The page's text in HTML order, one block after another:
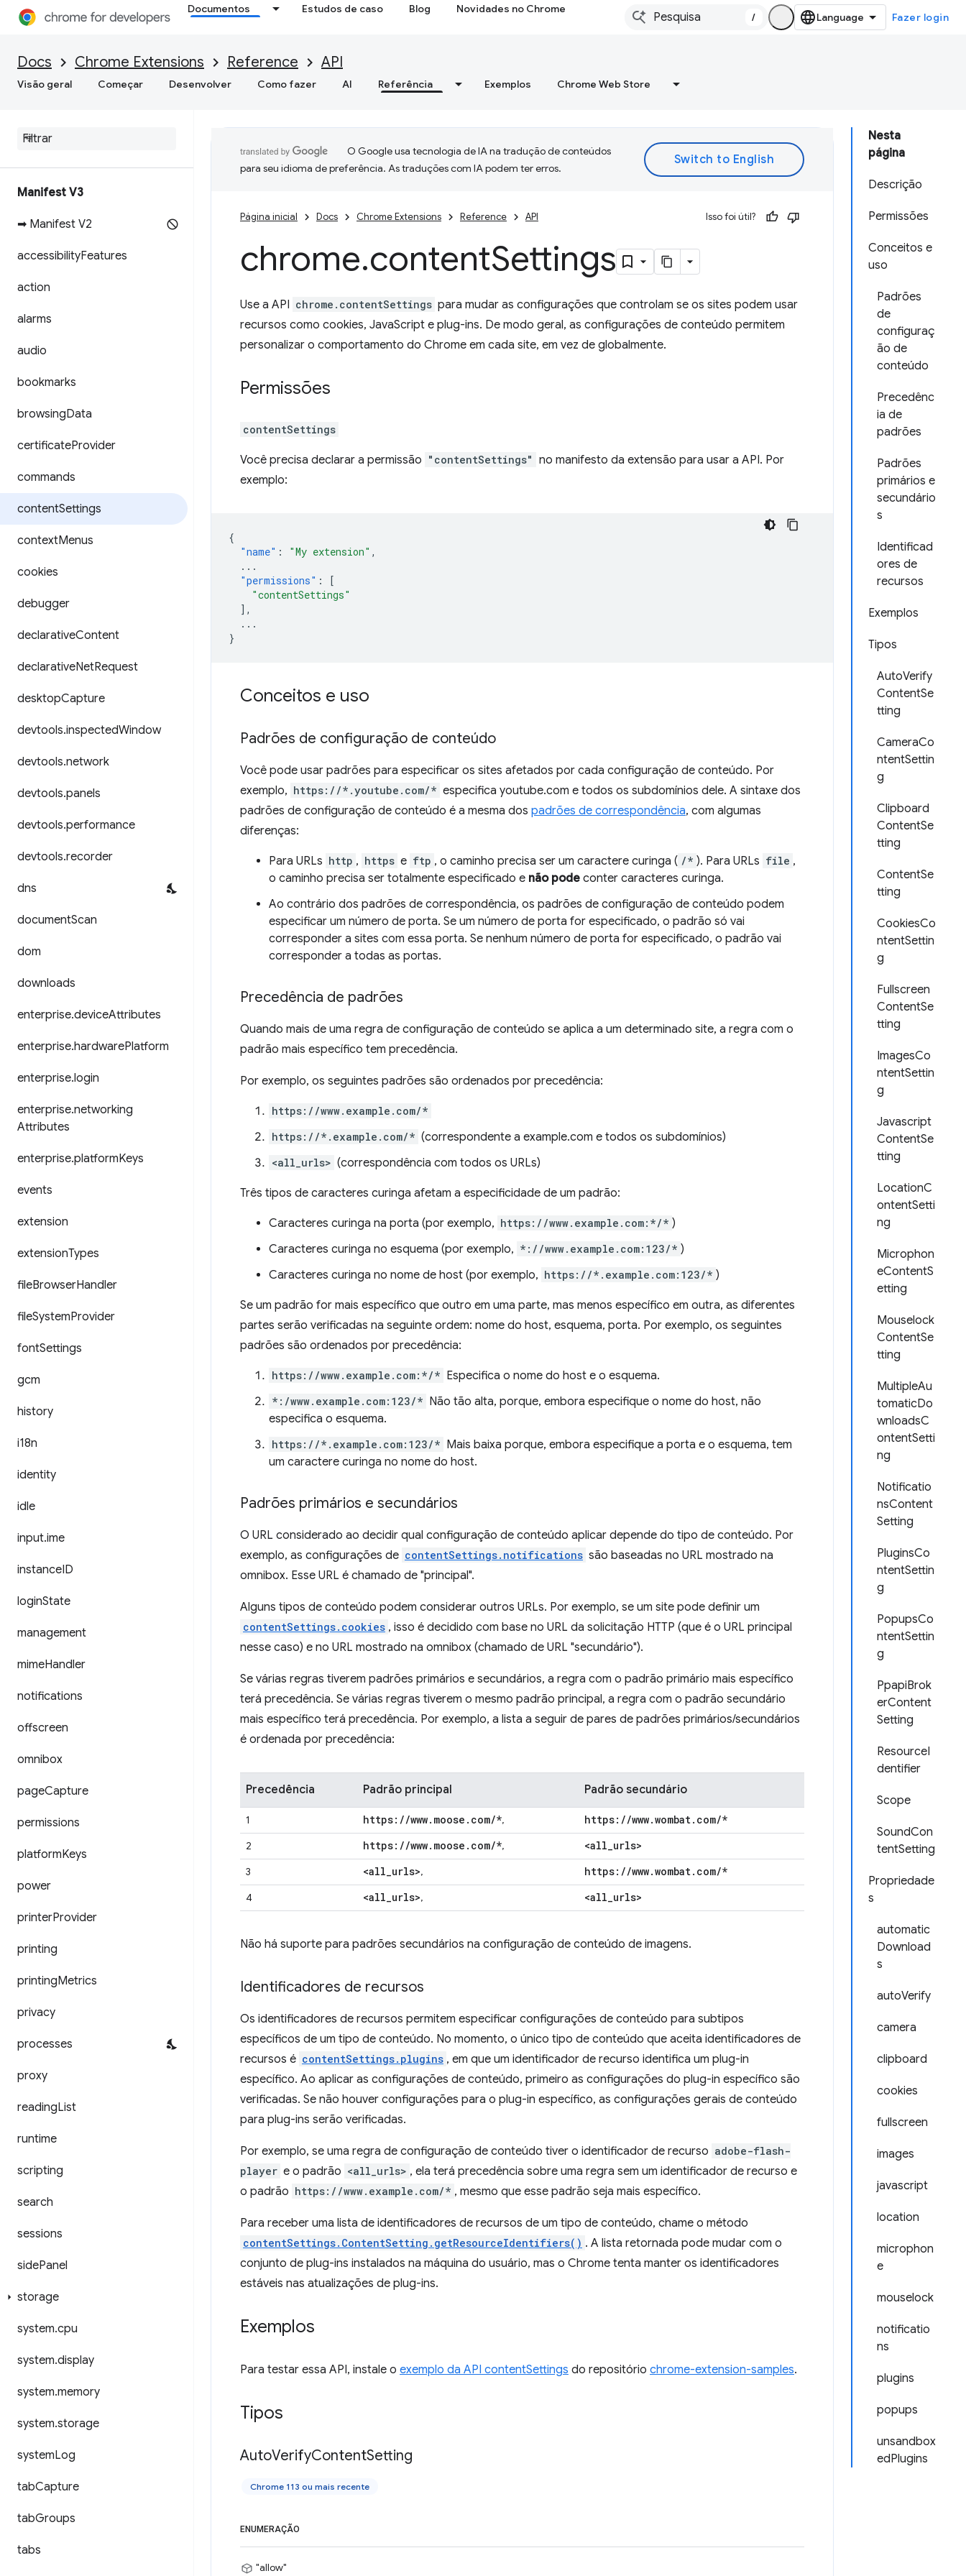
Documentos Estudos de caso Blog Novidades no Chrome
/ Fazer login
Docs Chrome Extensions Reference API
Visão geral Começar Desenvolver Como fazer AI Referência Exemplos Chrome Web Store
Manifest V3
➡ Manifest V2
accessibilityFeatures
action
alarms
audio
bookmarks
browsingData
certificateProvider
commands
contentSettings
contextMenus
cookies
debugger
declarativeContent
declarativeNetRequest
desktopCapture
devtools.inspectedWindow
devtools.network
devtools.panels
devtools.performance
devtools.recorder
dns
documentScan
dom
downloads
enterprise.deviceAttributes
enterprise.hardwarePlatform
enterprise.login
enterprise.networking
Attributes
enterprise.platformKeys
events
extension
extensionTypes
fileBrowserHandler
fileSystemProvider
fontSettings
gcm
history
i18n
identity
idle
input.ime
instanceID
loginState
management
mimeHandler
notifications
offscreen
omnibox
pageCapture
permissions
platformKeys
power
printerProvider
printing
printingMetrics
privacy
processes
proxy
readingList
runtime
scripting
search
sessions
sidePanel
storage
system.cpu
system.display
system.memory
system.storage
systemLog
tabCapture
tabGroups
tabs
Nesta
página
Descrição
Permissões
Conceitos e
uso
Padrões
de
configuraç
ão de
conteúdo
Precedênc
ia de
padrões
Padrões
primários e
secundário
s
Identificad
ores de
recursos
Exemplos
Tipos
AutoVerify
ContentSe
tting
CameraCo
ntentSettin
g
Clipboard
ContentSe
tting
ContentSe
tting
CookiesCo
ntentSettin
g
Fullscreen
ContentSe
tting
ImagesCo
ntentSettin
g
Javascript
ContentSe
tting
LocationC
ontentSetti
ng
Microphon
eContentS
etting
Mouselock
ContentSe
tting
MultipleAu
tomaticDo
wnloadsC
ontentSetti
ng
Notificatio
nsContent
Setting
PluginsCo
ntentSettin
g
PopupsCo
ntentSettin
g
PpapiBrok
erContent
Setting
ResourceI
dentifier
Scope
SoundCon
tentSetting
Propriedade
s
automatic
Download
s
autoVerify
camera
clipboard
cookies
fullscreen
images
javascript
location
microphon
e
mouselock
notificatio
ns
plugins
popups
unsandbox
edPlugins
O Google usa tecnologia de IA na tradução de conteúdos
para seu idioma de preferência. As traduções com IA podem ter erros.
Página inicial Docs Chrome Extensions Reference API Isso foi útil?
chrome.contentSettings
Use a API chrome.contentSettings para mudar as configurações que controlam se os sites podem usar
recursos como cookies, JavaScript e plug-ins. De modo geral, as configurações de conteúdo permitem
personalizar o comportamento do Chrome em cada site, em vez de globalmente.
Permissões
contentSettings
Você precisa declarar a permissão "contentSettings" no manifesto da extensão para usar a API. Por
exemplo:
{
"name" : "My extension" ,
...
"permissions" :
[
"contentSettings"
],
...
}
Conceitos e uso
Padrões de configuração de conteúdo
Você pode usar padrões para especificar os sites afetados por cada configuração de conteúdo. Por
exemplo, https://*.youtube.com/* especifica youtube.com e todos os subdomínios dele. A sintaxe dos
padrões de configuração de conteúdo é a mesma dos padrões de correspondência, com algumas
diferenças:
Para URLs http , https e ftp , o caminho precisa ser um caractere curinga ( /* ). Para URLs file ,
o caminho precisa ser totalmente especificado e não pode conter caracteres curinga.
Ao contrário dos padrões de correspondência, os padrões de configuração de conteúdo podem
especificar um número de porta. Se um número de porta for especificado, o padrão só vai
corresponder a sites com essa porta. Se nenhum número de porta for especificado, o padrão vai
corresponder a todas as portas.
Precedência de padrões
Quando mais de uma regra de configuração de conteúdo se aplica a um determinado site, a regra com o
padrão mais específico tem precedência.
Por exemplo, os seguintes padrões são ordenados por precedência:
https://www.example.com/*
https://*.example.com/* (correspondente a example.com e todos os subdomínios)
<all_urls> (correspondência com todos os URLs)
Três tipos de caracteres curinga afetam a especificidade de um padrão:
Caracteres curinga na porta (por exemplo, https://www.example.com:*/* )
Caracteres curinga no esquema (por exemplo, *://www.example.com:123/* )
Caracteres curinga no nome de host (por exemplo, https://*.example.com:123/* )
Se um padrão for mais específico que outro em uma parte, mas menos específico em outra, as diferentes
partes serão verificadas na seguinte ordem: nome do host, esquema, porta. Por exemplo, os seguintes
padrões são ordenados por precedência:
https://www.example.com:*/* Especifica o nome do host e o esquema.
*:/www.example.com:123/* Não tão alta, porque, embora especifique o nome do host, não
especifica o esquema.
https://*.example.com:123/* Mais baixa porque, embora especifique a porta e o esquema, tem
um caractere curinga no nome do host.
Padrões primários e secundários
O URL considerado ao decidir qual configuração de conteúdo aplicar depende do tipo de conteúdo. Por
exemplo, as configurações de contentSettings.notifications são baseadas no URL mostrado na
omnibox. Esse URL é chamado de "principal".
Alguns tipos de conteúdo podem considerar outros URLs. Por exemplo, se um site pode definir um
contentSettings.cookies , isso é decidido com base no URL da solicitação HTTP (que é o URL principal
nesse caso) e no URL mostrado na omnibox (chamado de URL "secundário").
Se várias regras tiverem padrões primários e secundários, a regra com o padrão primário mais específico
terá precedência. Se várias regras tiverem o mesmo padrão principal, a regra com o padrão secundário
mais específico terá precedência. Por exemplo, a lista a seguir de pares de padrões primários/secundários
é ordenada por precedência:
Precedência Padrão principal Padrão secundário
1 https: //www. moose . com/*, https: //www.wombat. com/*
2 https: //www. moose . com/*, <all_urls>
3 <all_urls>, https: //www.wombat. com/*
4 <all_urls>, <all_urls>
Não há suporte para padrões secundários na configuração de conteúdo de imagens.
Identificadores de recursos
Os identificadores de recursos permitem especificar configurações de conteúdo para subtipos
específicos de um tipo de conteúdo. No momento, o único tipo de conteúdo que aceita identificadores de
recursos é contentSettings.plugins , em que um identificador de recurso identifica um plug-in
específico. Ao aplicar as configurações de conteúdo, primeiro as configurações do plug-in específico são
verificadas. Se não houver configurações para o plug-in específico, as configurações gerais de conteúdo
para plug-ins serão verificadas.
Por exemplo, se uma regra de configuração de conteúdo tiver o identificador de recurso adobe-flash-
player e o padrão <all_urls> , ela terá precedência sobre uma regra sem um identificador de recurso e
o padrão https://www.example.com/* , mesmo que esse padrão seja mais específico.
Para receber uma lista de identificadores de recursos de um tipo de conteúdo, chame o método
contentSettings.ContentSetting.getResourceIdentifiers() . A lista retornada pode mudar com o
conjunto de plug-ins instalados na máquina do usuário, mas o Chrome tenta manter os identificadores
estáveis nas atualizações de plug-ins.
Exemplos
Para testar essa API, instale o exemplo da API contentSettings do repositório chrome-extension-samples.
Tipos
AutoVerifyContentSetting
Chrome 113 ou mais recente
ENUMERAÇÃO
"allow"